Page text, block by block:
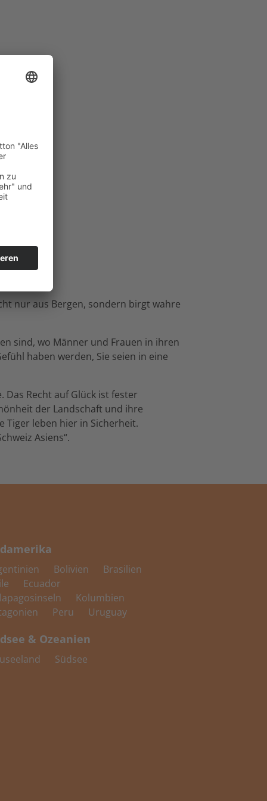
nur aus Bergen, sondern birgt wahre
sind, wo Männer und Frauen in ihren
haben werden, Sie seien in eine
Recht auf Glück ist fester
der Landschaft und ihre
Tiger leben hier in Sicherheit.
Asiens“.
Bolivien
Brasilien
Ecuador
Kolumbien
Peru Uruguay
& Ozeanien
Südsee